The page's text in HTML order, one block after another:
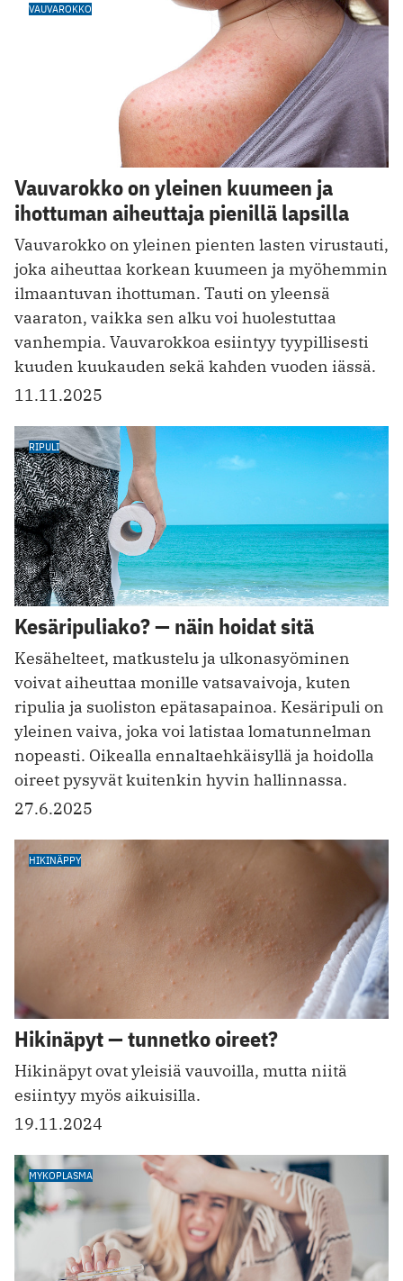
VAUVAROKKO
Vauvarokko on yleinen kuumeen ja
ihottuman aiheuttaja pienillä lapsilla
Vauvarokko on yleinen pienten lasten virustauti,
joka aiheuttaa korkean kuumeen ja myöhemmin
ilmaantuvan ihottuman. Tauti on yleensä
vaaraton, vaikka sen alku voi huolestuttaa
vanhempia. Vauvarokkoa esiintyy tyypillisesti
kuuden kuukauden sekä kahden vuoden iässä.
11.11.2025
RIPULI
Kesäripuliako? — näin hoidat sitä
Kesähelteet, matkustelu ja ulkonasyöminen
voivat aiheuttaa monille vatsavaivoja, kuten
ripulia ja suoliston epätasapainoa. Kesäripuli on
yleinen vaiva, joka voi latistaa lomatunnelman
nopeasti. Oikealla ennaltaehkäisyllä ja hoidolla
oireet pysyvät kuitenkin hyvin hallinnassa.
27.6.2025
HIKINÄPPY
Hikinäpyt — tunnetko oireet?
Hikinäpyt ovat yleisiä vauvoilla, mutta niitä
esiintyy myös aikuisilla.
19.11.2024
MYKOPLASMA